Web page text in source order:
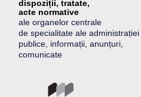
dispoziții, tratate,
acte normative
ale organelor centrale
de specialitate ale administrației
publice, informații, anunțuri,
comunicate